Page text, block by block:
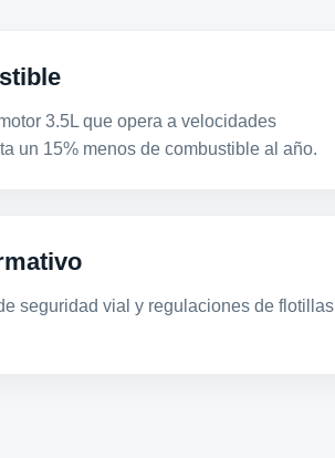
3.5L que opera a velocidades
un 15% menos de combustible al año.
seguridad vial y regulaciones de flotillas